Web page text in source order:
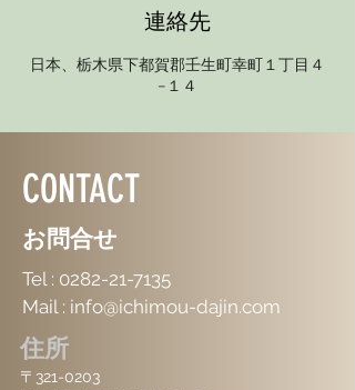
連絡先
日本、栃木県下都賀郡壬生町幸町１丁目４
−１４
CONTACT
お問合せ
Tel : 0282-21-7135
Mail : info@ichimou-dajin.com
住所
〒321-0203